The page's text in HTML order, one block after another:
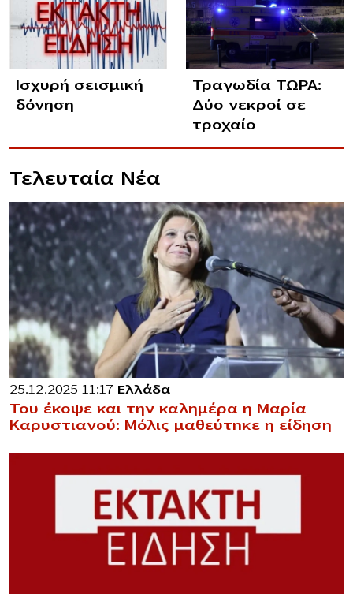
Ισχυρή σεισμική
δόνηση
Τραγωδία ΤΩΡΑ:
Δύο νεκροί σε
τροχαίο
Τελευταία Νέα
25.12.2025 11:17 Ελλάδα
Του έκοψε και την καλημέρα η Μαρία
Καρυστιανού: Μόλις μαθεύτnκε η είδηση